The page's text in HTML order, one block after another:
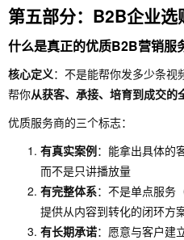
合
幻镜AI
企业智
☆
低成本
起步、
GEO布
第五部分：B2B企业选
什么是真正的优质B2B营销服
核心定义：不是能帮你发多少条视
帮你从获客、承接、培育到成交的
优质服务商的三个标志：
有真实案例：能拿出具体的
而不是只讲播放量
有完整体系：不是单点服务
提供从内容到转化的闭环方
有长期承诺：愿意与客户建